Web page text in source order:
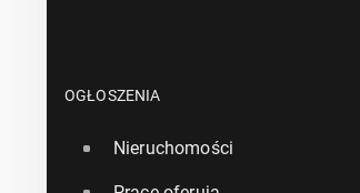
OGŁOSZENIA
Nieruchomości